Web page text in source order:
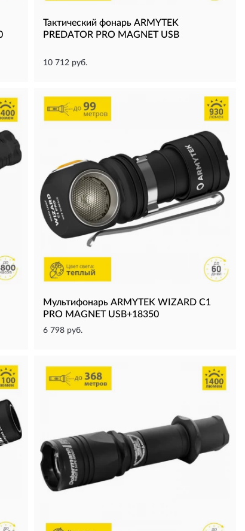
Тактический фонарь ARMYTEK
PREDATOR PRO MAGNET USB
10 712 руб.
Мультифонарь ARMYTEK WIZARD C1
PRO MAGNET USB+18350
6 798 руб.